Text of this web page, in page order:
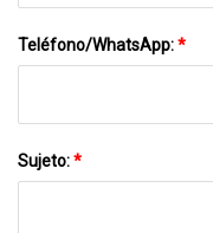
Teléfono/WhatsApp:*
Sujeto:*